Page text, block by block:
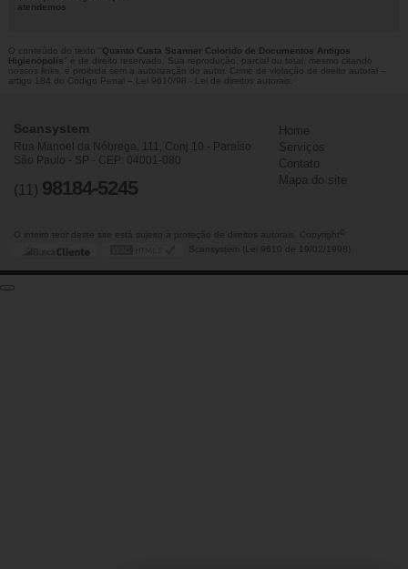
atendemos
O conteúdo do texto " Quanto Custa Scanner Colorido de Documentos Antigos
Higienópolis " é de direito reservado. Sua reprodução, parcial ou total, mesmo citando
nossos links, é proibida sem a autorização do autor. Crime de violação de direito autoral –
artigo 184 do Código Penal –
Lei 9610/98 - Lei de direitos autorais .
Scansystem
Rua Manoel da Nóbrega, 111, Conj 10 - Paraíso
São Paulo - SP - CEP: 04001-080
(11) 98184-5245
Home
Serviços
Contato
Mapa do site
O inteiro teor deste site está sujeito à proteção de direitos autorais. Copyright
Scansystem (Lei 9610 de 19/02/1998)